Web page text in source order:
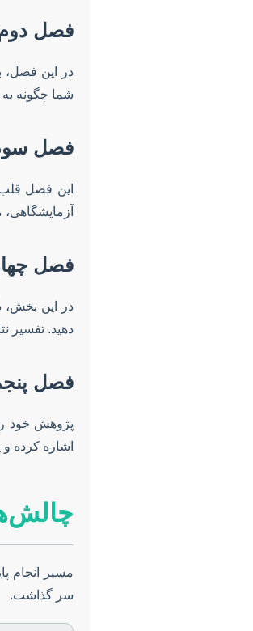
فصل
در این فصل،
شما چگونه
فصل
این فصل
فصل
در این بخش،
دهید. تفسیر
فصل
پژوهش خود
اشاره کرده
مسیر انجام
سر گذاشت.